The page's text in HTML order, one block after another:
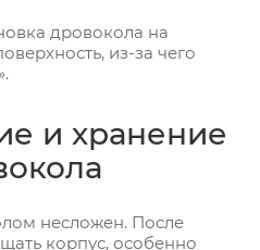
дровокола на
из-за чего
и хранение
несложен. После
корпус, особенно